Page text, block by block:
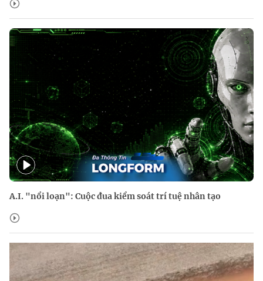
A.I. "nổi loạn": Cuộc đua kiểm soát trí tuệ nhân tạo